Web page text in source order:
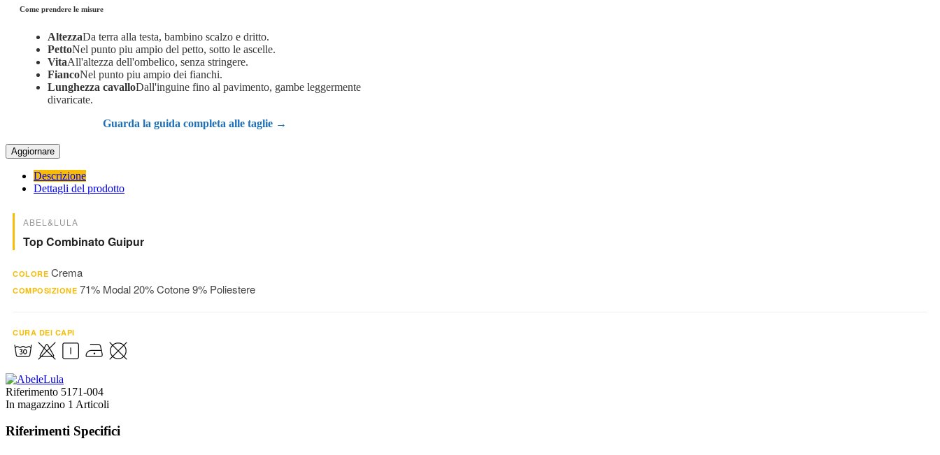
Come prendere le misure
AltezzaDa terra alla testa, bambino scalzo e dritto.
PettoNel punto piu ampio del petto, sotto le ascelle.
VitaAll'altezza dell'ombelico, senza stringere.
FiancoNel punto piu ampio dei fianchi.
Lunghezza cavalloDall'inguine fino al pavimento, gambe leggermente
divaricate.
Guarda la guida completa alle taglie →
Descrizione
Dettagli del prodotto
ABEL&LULA
Top Combinato Guipur
COLORE Crema
COMPOSIZIONE 71% Modal 20% Cotone 9% Poliestere
CURA DEI CAPI
Riferimento 5171-004
In magazzino 1 Articoli
Riferimenti Specifici